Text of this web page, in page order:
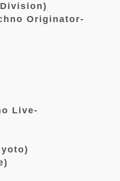
Originator-
Live-